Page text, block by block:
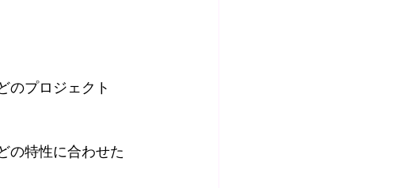
プロジェクト
特性に合わせた